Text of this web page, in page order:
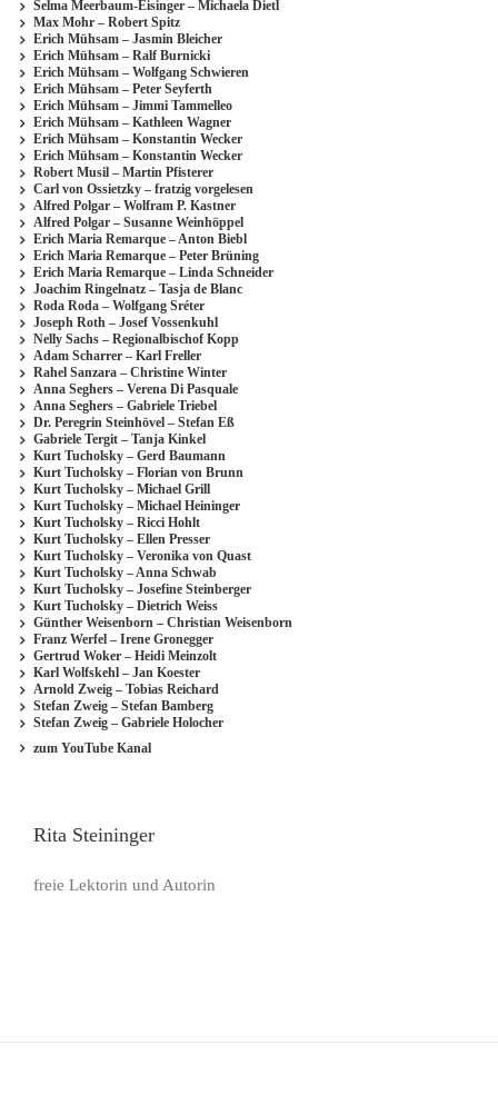
Selma Meerbaum-Eisinger – Michaela Dietl
Max Mohr – Robert Spitz
Erich Mühsam – Jasmin Bleicher
Erich Mühsam – Ralf Burnicki
Erich Mühsam – Wolfgang Schwieren
Erich Mühsam – Peter Seyferth
Erich Mühsam – Jimmi Tammelleo
Erich Mühsam – Kathleen Wagner
Erich Mühsam – Konstantin Wecker
Erich Mühsam – Konstantin Wecker
Robert Musil – Martin Pfisterer
Carl von Ossietzky – fratzig vorgelesen
Alfred Polgar – Wolfram P. Kastner
Alfred Polgar – Susanne Weinhöppel
Erich Maria Remarque – Anton Biebl
Erich Maria Remarque – Peter Brüning
Erich Maria Remarque – Linda Schneider
Joachim Ringelnatz – Tasja de Blanc
Roda Roda – Wolfgang Sréter
Joseph Roth – Josef Vossenkuhl
Nelly Sachs – Regionalbischof Kopp
Adam Scharrer – Karl Freller
Rahel Sanzara – Christine Winter
Anna Seghers – Verena Di Pasquale
Anna Seghers – Gabriele Triebel
Dr. Peregrin Steinhövel – Stefan Eß
Gabriele Tergit – Tanja Kinkel
Kurt Tucholsky – Gerd Baumann
Kurt Tucholsky – Florian von Brunn
Kurt Tucholsky – Michael Grill
Kurt Tucholsky – Michael Heininger
Kurt Tucholsky – Ricci Hohlt
Kurt Tucholsky – Ellen Presser
Kurt Tucholsky – Veronika von Quast
Kurt Tucholsky – Anna Schwab
Kurt Tucholsky – Josefine Steinberger
Kurt Tucholsky – Dietrich Weiss
Günther Weisenborn – Christian Weisenborn
Franz Werfel – Irene Gronegger
Gertrud Woker – Heidi Meinzolt
Karl Wolfskehl – Jan Koester
Arnold Zweig – Tobias Reichard
Stefan Zweig – Stefan Bamberg
Stefan Zweig – Gabriele Holocher
zum YouTube Kanal
Rita Steininger
freie Lektorin und Autorin